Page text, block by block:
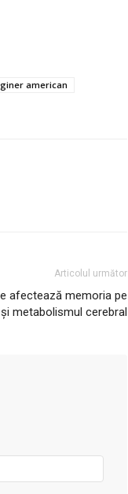
american
Articolul următor
afectează memoria pe
metabolismul cerebral